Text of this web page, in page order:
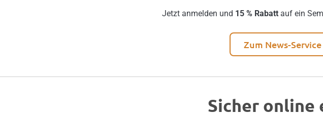
Jetzt anmelden und 15 % Rabatt auf ein
Zum News-
Sicher online